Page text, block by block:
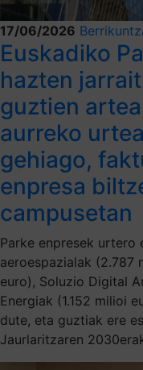
17/06/2026
Euskadiko
hazten
guztien
aurreko
gehiago,
enpresa
campusetan
Parke enpresek
aeroespazialak (2.787
euro), Soluzio Digital
Energiak (1.152 milioi
dute, eta guztiak ere
Jaurlaritzaren